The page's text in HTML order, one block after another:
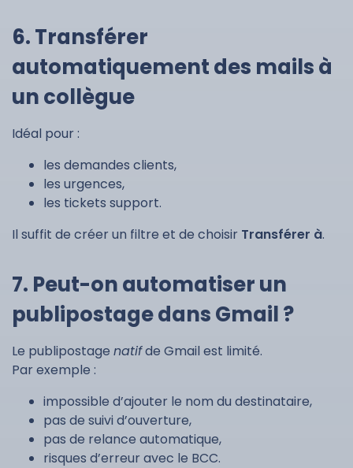
6. Transférer
automatiquement des mails à
un collègue
Idéal pour :
les demandes clients,
les urgences,
les tickets support.
Il suffit de créer un filtre et de choisir Transférer à.
7. Peut-on automatiser un
publipostage dans Gmail ?
Le publipostage natifde Gmail est limité.
Par exemple :
impossible d’ajouter le nom du destinataire,
pas de suivi d’ouverture,
pas de relance automatique,
risques d’erreur avec le BCC.